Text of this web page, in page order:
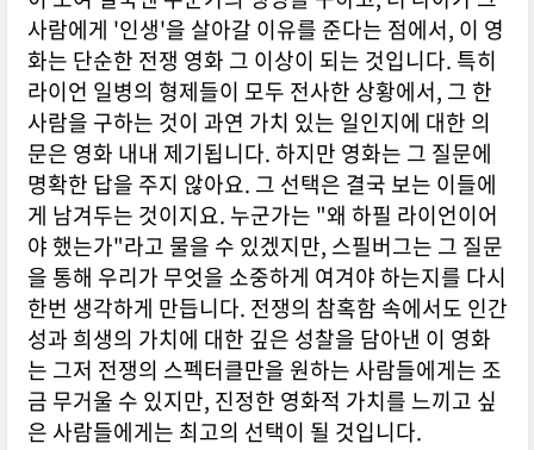
사람에게 '인생'을 살아갈 이유를 준다는 점에서, 이 영
화는 단순한 전쟁 영화 그 이상이 되는 것입니다. 특히
라이언 일병의 형제들이 모두 전사한 상황에서, 그 한
사람을 구하는 것이 과연 가치 있는 일인지에 대한 의
문은 영화 내내 제기됩니다. 하지만 영화는 그 질문에
명확한 답을 주지 않아요. 그 선택은 결국 보는 이들에
게 남겨두는 것이지요. 누군가는 "왜 하필 라이언이어
야 했는가"라고 물을 수 있겠지만, 스필버그는 그 질문
을 통해 우리가 무엇을 소중하게 여겨야 하는지를 다시
한번 생각하게 만듭니다. 전쟁의 참혹함 속에서도 인간
성과 희생의 가치에 대한 깊은 성찰을 담아낸 이 영화
는 그저 전쟁의 스펙터클만을 원하는 사람들에게는 조
금 무거울 수 있지만, 진정한 영화적 가치를 느끼고 싶
은 사람들에게는 최고의 선택이 될 것입니다.